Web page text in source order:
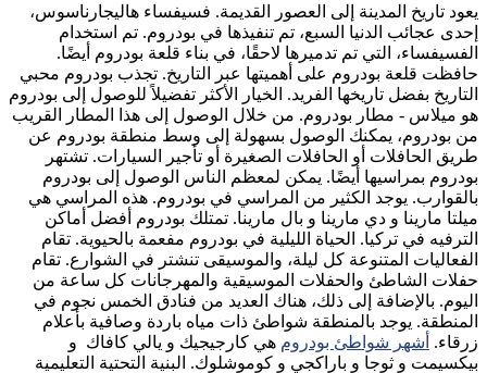
يعود تاريخ المدينة إلى العصور القديمة. فسيفساء هاليجارناسوس،
إحدى عجائب الدنيا السبع، تم تنفيذها في بودروم. تم استخدام
الفسيفساء، التي تم تدميرها لاحقًا، في بناء قلعة بودروم أيضًا.
حافظت قلعة بودروم على أهميتها عبر التاريخ. تجذب بودروم محبي
التاريخ بفضل تاريخها الفريد. الخيار الأكثر تفضيلاً للوصول إلى بودروم
هو ميلاس - مطار بودروم. من خلال الوصول إلى هذا المطار القريب
من بودروم، يمكنك الوصول بسهولة إلى وسط منطقة بودروم عن
طريق الحافلات أو الحافلات الصغيرة أو تأجير السيارات. تشتهر
بودروم بمراسيها أيضًا. يمكن لمعظم الناس الوصول إلى بودروم
بالقوارب. يوجد الكثير من المراسي في بودروم. هذه المراسي هي
ميلتا مارينا و دي مارينا و بال مارينا. تمتلك بودروم أفضل أماكن
الترفيه في تركيا. الحياة الليلية في بودروم مفعمة بالحيوية. تقام
الفعاليات المتنوعة كل ليلة، والموسيقى تنشتر في الشوارع. تقام
حفلات الشاطئ والحفلات الموسيقية والمهرجانات كل ساعة من
اليوم. بالإضافة إلى ذلك، هناك العديد من فنادق الخمس نجوم في
المنطقة. يوجد بالمنطقة شواطئ ذات مياه باردة وصافية بأعلام
زرقاء. أشهر شواطئ بودروم هي كارجيجيك و يالي كافاك و
بيكسيمت و ثوجا و باراكجي و كوموشلوك. البنية التحتية التعليمية